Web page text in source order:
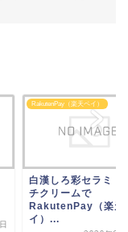
RakutenPay（楽天ペイ）
Style Koreanで
RakutenPay（楽天
イ）って使え...